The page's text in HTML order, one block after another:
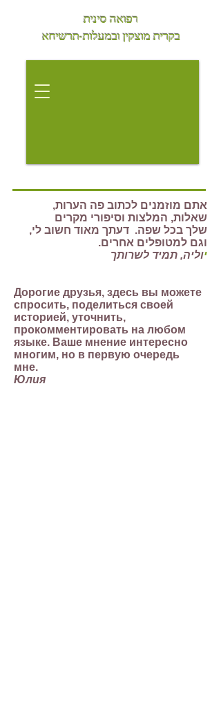
רפואה סינית
בקרית מוצקיןובמעלות-תרשיחא
אתם מוזמנים לכתוב פה הערות,
שאלות, המלצות וסיפורי מקרים
שלך בכל שפה. דעתך מאוד חשוב לי,
וגם למטופלים אחרים.
יוליה, תמיד לשרותך
Дорогие друзья, здесь вы можете
спросить, поделиться своей
историей, уточнить,
прокомментировать на любом
языке. Ваше мнение интересно
многим, но в первую очередь
мне.
Юлия